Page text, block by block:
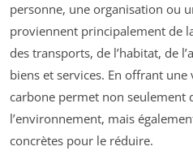
personne, une organisation ou
proviennent principalement de
des transports, de l’habitat, de
biens et services. En offrant une
carbone permet non seulement
l’environnement, mais
concrètes pour le réduire.